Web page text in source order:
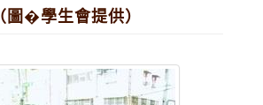
�學生會提供）